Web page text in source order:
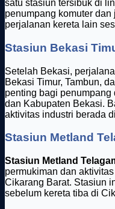
satu stasiun tersibuk di
penumpang komuter
perjalanan kereta lain
Stasiun Bekasi
Setelah Bekasi,
Bekasi Timur, Tambun,
penting bagi
dan Kabupaten Bekasi.
aktivitas industri berada
Stasiun Metland
Stasiun Metland
permukiman dan
Cikarang Barat. Stasiun
sebelum kereta tiba di